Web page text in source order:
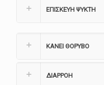
ΕΠΙΣΚΕΥΗ ΨΥΚΤΗ
ΚΑΝΕΙ ΘΟΡΥΒΟ
ΔΙΑΡΡΟΗ